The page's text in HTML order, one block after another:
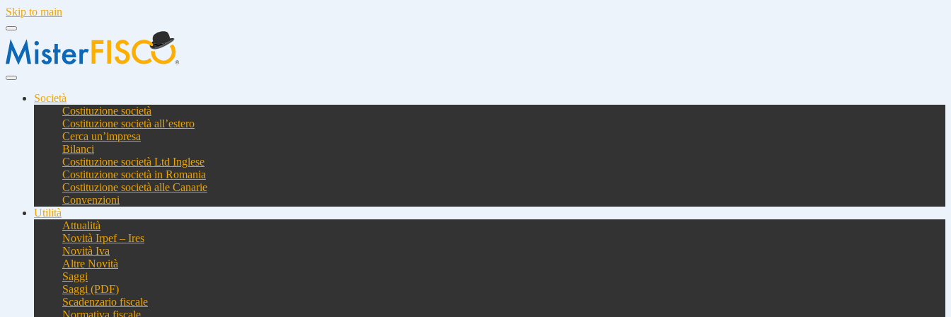
Skip to main
Società
Costituzione società
Costituzione società all’estero
Cerca un’impresa
Bilanci
Costituzione società Ltd Inglese
Costituzione società in Romania
Costituzione società alle Canarie
Convenzioni
Utilità
Attualità
Novità Irpef – Ires
Novità Iva
Altre Novità
Saggi
Saggi (PDF)
Scadenzario fiscale
Normativa fiscale